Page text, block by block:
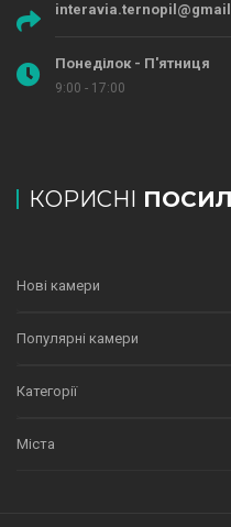
Понеділок - П'ятниця
9:00 - 17:00
КОРИСНІ
Нові камери
Популярні камери
Категорії
Міста